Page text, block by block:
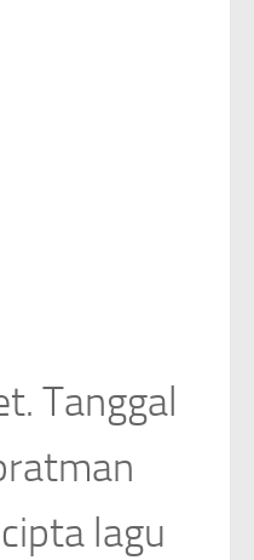
Tanggal
lagu